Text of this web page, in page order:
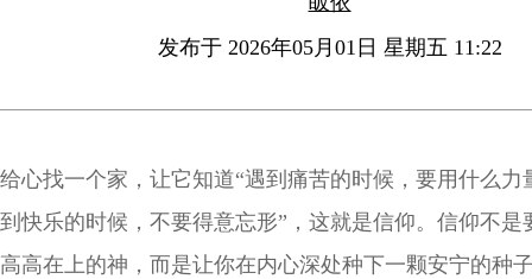
发布于 2026年05月01日 星期五 11:22
给心找一个家，让它知道“遇到痛苦的时候，要用什么力
到快乐的时候，不要得意忘形”，这就是信仰。信仰不是
高高在上的神，而是让你在内心深处种下一颗安宁的种